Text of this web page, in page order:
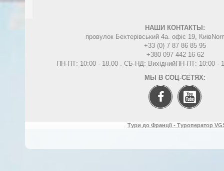
НАШИ КОНТАКТЫ:
провулок Бехтерівський 4а. офіс 19, Киів
+33 (0) 7 87 86 85 95
+380 097 442 16 62
ПН-ПТ: 10:00 - 18.00 . СБ-НД: ВихіднийПН-ПТ: 10:00 -
МЫ В СОЦ-СЕТЯХ:
Тури до Франції - Туроператор